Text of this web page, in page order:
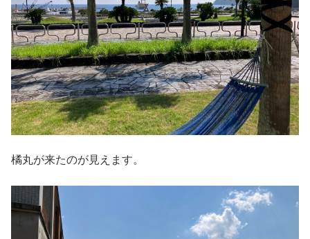
橘丸が来たのが見えます。